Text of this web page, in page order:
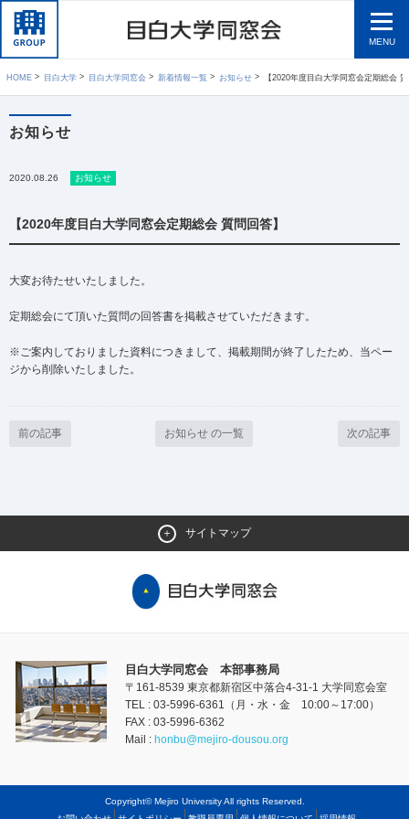
MENU
HOME 目白大学 目白大学同窓会 新着情報一覧 お知らせ 【2020年度目白大学同窓会定期総会
お知らせ
2020.08.26 お知らせ
【2020年度目白大学同窓会定期総会 質問回答】
大変お待たせいたしました。
定期総会にて頂いた質問の回答書を掲載させていただきます。
※ご案内しておりました資料につきまして、掲載期間が終了したため、当ペー
ジから削除いたしました。
前の記事 お知らせ の一覧 次の記事
サイトマップ
目白大学同窓会 本部事務局
〒161-8539 東京都新宿区中落合4-31-1 大学同窓会室
TEL : 03-5996-6361（月・水・金 10:00～17:00）
FAX : 03-5996-6362
Mail : honbu@mejiro-dousou.org
Copyright© Mejiro University All rights Reserved.